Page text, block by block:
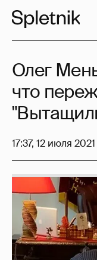
Олег
что
17:37, 12 июля 2021